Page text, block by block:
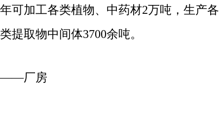
年可加工各类植物、中药材2万吨，生产各
类提取物中间体3700余吨。
——厂房